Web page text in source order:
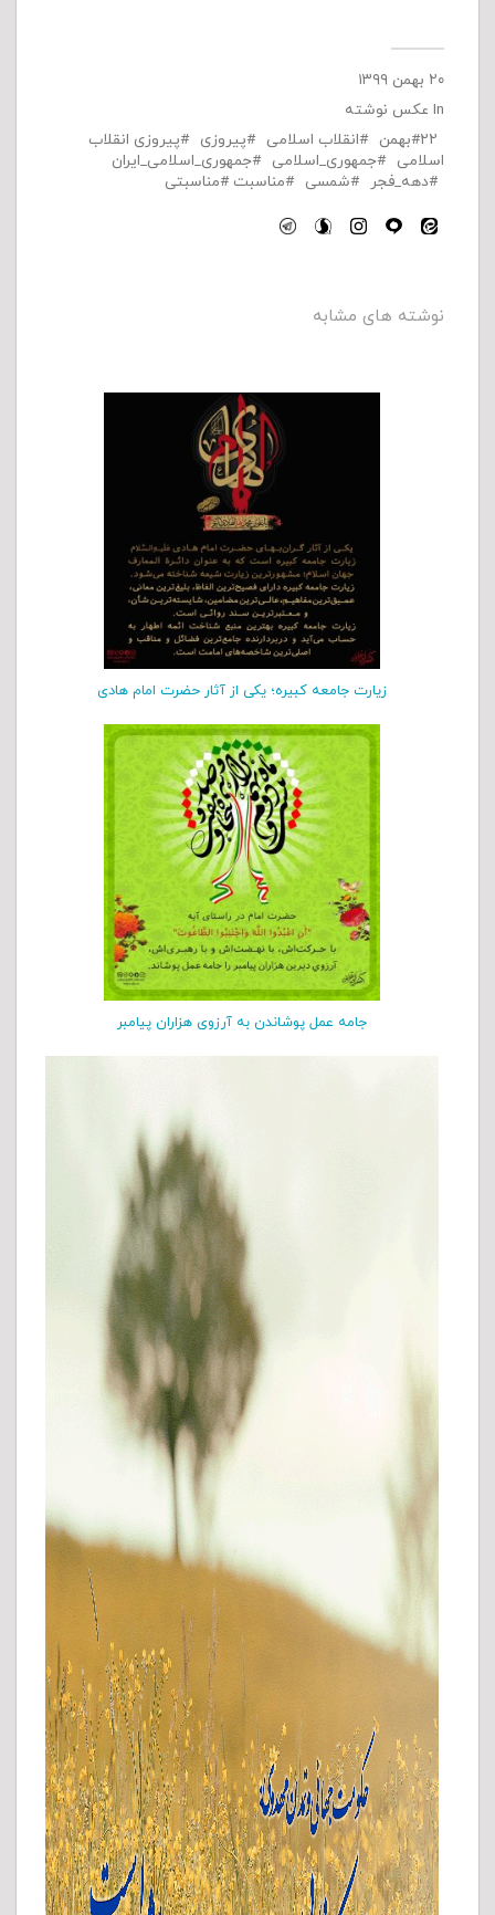
۲۰ بهمن ۱۳۹۹
In عکس نوشته
۲۲بهمن
انقلاب اسلامی پیروزی
پیروزی انقلاب
اسلامی
جمهوری_اسلامی
جمهوری_اسلامی_ایران
دهه_فجر
شمسی مناسبت مناسبتی
نوشته های مشابه
زیارت جامعه کبیره؛ یکی از آثار حضرت امام هادی
جامه عمل پوشاندن به آرزوی هزاران پیامبر